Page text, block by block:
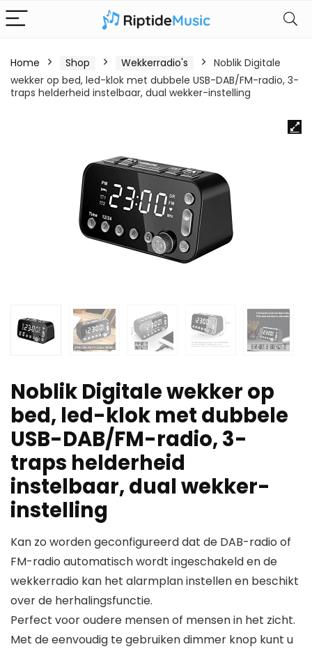
Home Shop Wekkerradio's
Noblik Digitale
wekker op bed, led-klok met dubbele USB-DAB/FM-radio, 3-
traps helderheid instelbaar, dual wekker-instelling
Noblik Digitale wekker op
bed, led-klok met dubbele
USB-DAB/FM-radio, 3-
traps helderheid
instelbaar, dual wekker-
instelling
Kan zo worden geconfigureerd dat de DAB-radio of
FM-radio automatisch wordt ingeschakeld en de
wekkerradio kan het alarmplan instellen en beschikt
over de herhalingsfunctie.
Perfect voor oudere mensen of mensen in het zicht.
Met de eenvoudig te gebruiken dimmer knop kunt u